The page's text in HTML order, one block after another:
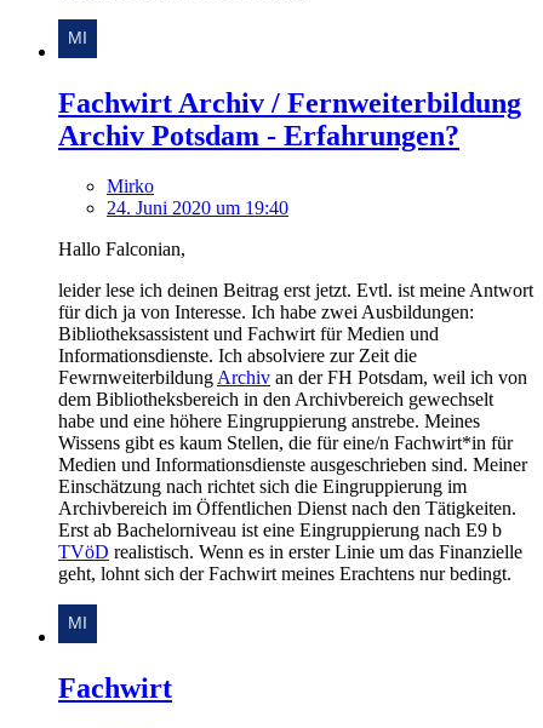
Fachwirt Archiv / Fernweiterbildung
Archiv Potsdam - Erfahrungen?
Mirko
24. Juni 2020 um 19:40
Hallo Falconian,
leider lese ich deinen Beitrag erst jetzt. Evtl. ist meine Antwort
für dich ja von Interesse. Ich habe zwei Ausbildungen:
Bibliotheksassistent und Fachwirt für Medien und
Informationsdienste. Ich absolviere zur Zeit die
FewrnweiterbildungArchiv an der FH Potsdam, weil ich von
dem Bibliotheksbereich in den Archivbereich gewechselt
habe und eine höhere Eingruppierung anstrebe. Meines
Wissens gibt es kaum Stellen, die für eine/n Fachwirt*in für
Medien und Informationsdienste ausgeschrieben sind. Meiner
Einschätzung nach richtet sich die Eingruppierung im
Archivbereich im Öffentlichen Dienst nach den Tätigkeiten.
Erst ab Bachelorniveau ist eine Eingruppierung nach E9 b
TVöD realistisch. Wenn es in erster Linie um das Finanzielle
geht, lohnt sich der Fachwirt meines Erachtens nur bedingt.
Fachwirt